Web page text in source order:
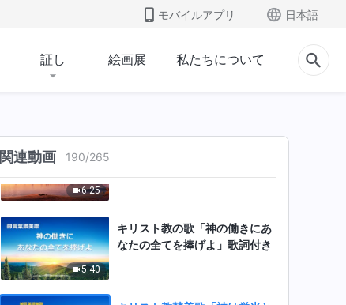
モバイルアプリ 日本語
証し 絵画展 私たちについて
関連動画 190/265
する神の切実な願いを知る者は
いない」歌詞付き
キリスト教賛美歌「神が為す働
6:25
5:40
キリスト教の歌「神の働きにあ
なたの全てを捧げよ」歌詞付き